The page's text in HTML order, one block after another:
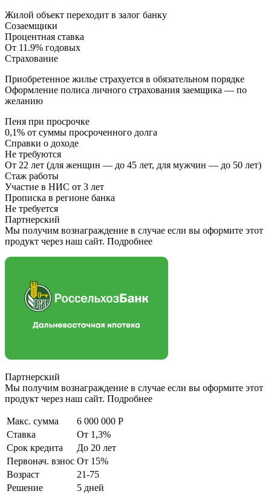
Жилой объект переходит в залог банку
Созаемщики
Процентная ставка
От 11.9% годовых
Страхование
Приобретенное жилье страхуется в обязательном порядке
Оформление полиса личного страхования заемщика — по
желанию
Пеня при просрочке
0,1% от суммы просроченного долга
Справки о доходе
Не требуются
От 22 лет (для женщин — до 45 лет, для мужчин — до 50 лет)
Стаж работы
Участие в НИС от 3 лет
Прописка в регионе банка
Не требуется
Партнерский
Мы получим вознаграждение в случае если вы оформите этот
продукт через наш сайт. Подробнее
Партнерский
Мы получим вознаграждение в случае если вы оформите этот
продукт через наш сайт. Подробнее
Макс. сумма
6 000 000 Р
Ставка
От 1,3%
Срок кредита
До 20 лет
Первонач. взнос От 15%
Возраст
21-75
Решение
5 дней